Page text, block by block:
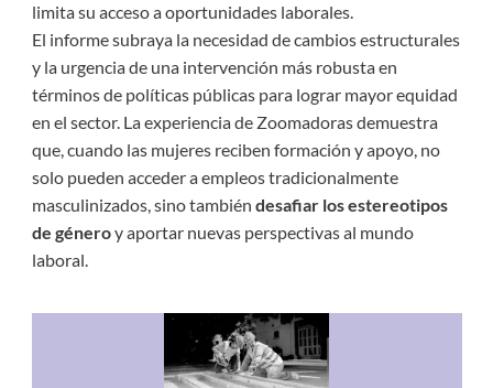
limita su acceso a oportunidades laborales.
El informe subraya la necesidad de cambios estructurales
y la urgencia de una intervención más robusta en
términos de políticas públicas para lograr mayor equidad
en el sector. La experiencia de Zoomadoras demuestra
que, cuando las mujeres reciben formación y apoyo, no
solo pueden acceder a empleos tradicionalmente
masculinizados, sino también desafiar los estereotipos
de géneroy aportar nuevas perspectivas al mundo
laboral.